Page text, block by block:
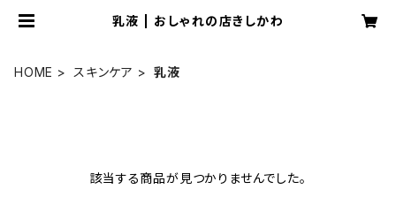
乳液 | おしゃれの店きしかわ
HOME スキンケア 乳液
該当する商品が見つかりませんでした。